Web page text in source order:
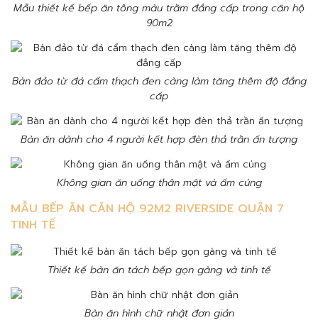
Mẫu thiết kế bếp ăn tông màu trầm đẳng cấp trong căn hộ
90m2
Bàn đảo từ đá cẩm thạch đen càng làm tăng thêm độ đẳng
cấp
Bàn ăn dành cho 4 người kết hợp đèn thả trần ấn tượng
Không gian ăn uống thân mật và ấm cúng
MẪU BẾP ĂN CĂN HỘ 92M2 RIVERSIDE QUẬN 7
TINH TẾ
Thiết kế bàn ăn tách bếp gọn gàng và tinh tế
Bàn ăn hình chữ nhật đơn giản